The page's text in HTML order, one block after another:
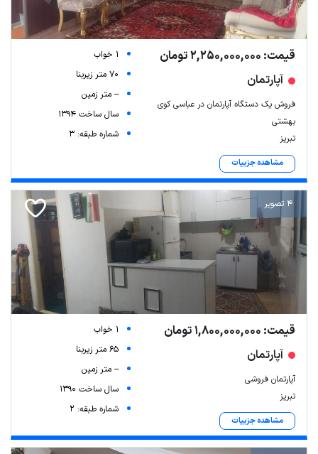
قیمت: 2,250,000,000 تومان
آپارتمان
فروش یک دستگاه آپارتمان در عباسی کوی
بهشتی
تبریز
مشاهده جزییات
1 خواب
70 متر زیربنا
-- متر زمین
سال ساخت 1394
شماره طبقه: 3
4 تصویر
قیمت: 1,800,000,000 تومان
آپارتمان
آپارتمان فروشی
تبریز
مشاهده جزییات
1 خواب
65 متر زیربنا
-- متر زمین
سال ساخت 1390
شماره طبقه: 2